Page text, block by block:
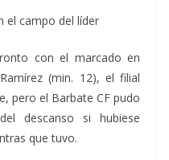
el campo del líder
con el marcado en
(min. 12), el filial
pero el Barbate CF pudo
descanso si hubiese
que tuvo.